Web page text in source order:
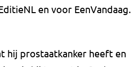
en voor EenVandaag.
hij prostaatkanker heeft en